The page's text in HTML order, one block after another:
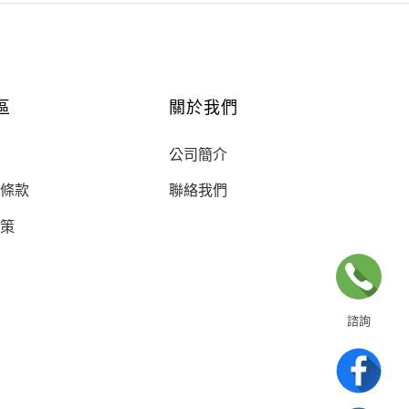
諮詢
款
關於我們
公司簡介
聯絡我們